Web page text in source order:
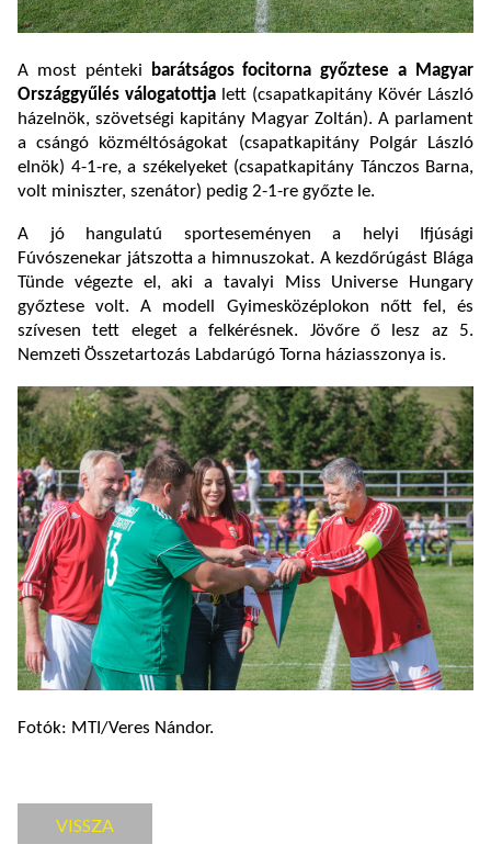
A most pénteki
barátságos focitorna győztese a Magyar
Országgyűlés válogatottja lett (csapatkapitány Kövér László
házelnök, szövetségi kapitány Magyar Zoltán). A parlament
a csángó közméltóságokat (csapatkapitány Polgár László
elnök) 4-1-re, a székelyeket (csapatkapitány Tánczos Barna,
volt miniszter, szenátor) pedig 2-1-re győzte le.
A jó hangulatú sporteseményen a helyi Ifjúsági
Fúvószenekar játszotta a himnuszokat. A kezdőrúgást Blága
Tünde végezte el, aki a tavalyi Miss Universe Hungary
győztese volt. A modell Gyimesközéplokon nőtt fel, és
szívesen tett eleget a felkérésnek. Jövőre ő lesz az 5.
Nemzeti Összetartozás Labdarúgó Torna háziasszonya is.
Fotók: MTI/Veres Nándor.
VISSZA